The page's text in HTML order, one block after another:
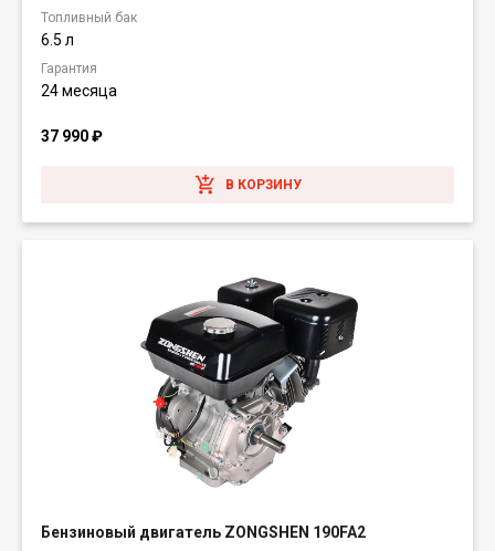
Топливный бак
6.5 л
Гарантия
24 месяца
37 990₽
В КОРЗИНУ
Бензиновый двигатель ZONGSHEN 190FA2